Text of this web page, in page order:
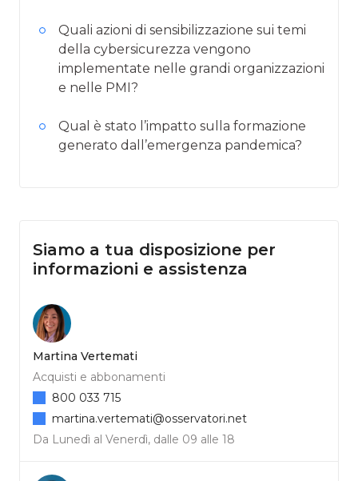
Quali azioni di sensibilizzazione sui temi
della cybersicurezza vengono
implementate nelle grandi organizzazioni
e nelle PMI?
Qual è stato l’impatto sulla formazione
generato dall’emergenza pandemica?
Siamo a tua disposizione per
informazioni e assistenza
Martina Vertemati
Acquisti e abbonamenti
Da Lunedì al Venerdì, dalle 09 alle 18
800 033 715
martina.vertemati@osservatori.net